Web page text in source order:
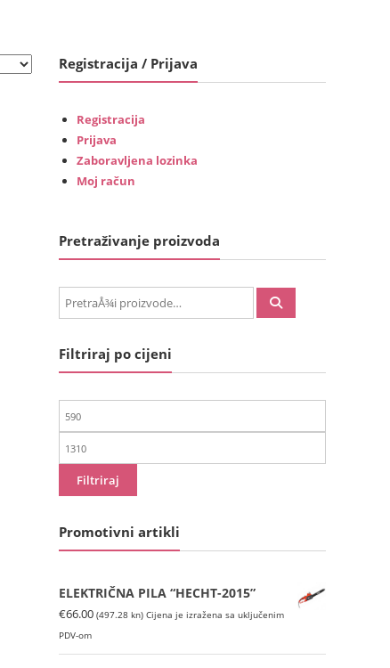
Registracija / Prijava
Registracija
Prijava
Zaboravljena lozinka
Moj račun
Pretraživanje proizvoda
PretraÅ¾i:
Filtriraj po cijeni
Min
cijena
Maks
cijena
Filtriraj
Promotivni artikli
ELEKTRIČNA PILA “HECHT-2015”
€66.00 (497.28 kn) Cijena je izražena sa uključenim
PDV-om